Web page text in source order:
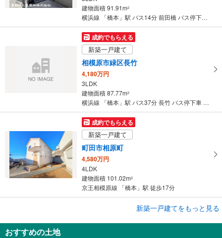
【京王電鉄】
・点字案内（券売機・運賃表・階段手すり）
・ＡＥＤ
に
存
建物面積 91.91m2
横浜線 「橋本」駅 バス14分 前田橋 バス停下車 徒歩9分
成約でもらえる
新築一戸建て
相模原市緑区長竹
4,180万円
3LDK
建物面積 87.77m2
横浜線 「橋本」駅 バス37分 長竹 バス停下車 徒歩5分
成約でもらえる
新築一戸建て
町田市相原町
4,580万円
4LDK
建物面積 101.02m2
京王相模原線 「橋本」駅 徒歩17分
新築一戸建てをもっと見る
おすすめの土地